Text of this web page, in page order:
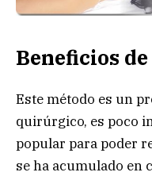
Beneficios
Este método es un
quirúrgico, es poco
popular para poder
se ha acumulado en